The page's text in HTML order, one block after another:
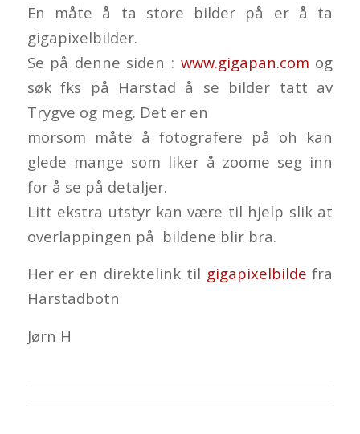
En måte å ta store bilder på er å ta
gigapixelbilder.
Se på denne siden : www.gigapan.com og
søk fks på Harstad å se bilder tatt av
Trygve og meg. Det er en
morsom måte å fotografere på oh kan
glede mange som liker å zoome seg inn
for å se på detaljer.
Litt ekstra utstyr kan være til hjelp slik at
overlappingen på bildene blir bra.
Her er en direktelink til gigapixelbilde fra
Harstadbotn
Jørn H